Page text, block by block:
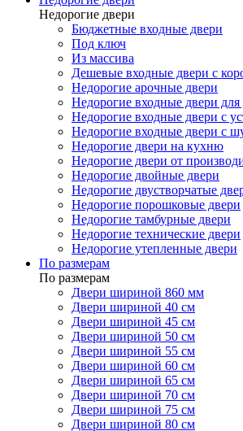
Недорогие двери
Бюджетные входные двери
Под ключ
Из массива
Дешевые входные двери с
Недорогие арочные двери
Недорогие входные двери для
Недорогие входные двери с
Недорогие входные двери с
Недорогие двери на кухню
Недорогие двери от
Недорогие двойные двери
Недорогие двустворчатые
Недорогие порошковые двери
Недорогие тамбурные двери
Недорогие технические двери
Недорогие утепленные двери
По размерам
По размерам
Двери шириной 860 мм
Двери шириной 40 см
Двери шириной 45 см
Двери шириной 50 см
Двери шириной 55 см
Двери шириной 60 см
Двери шириной 65 см
Двери шириной 70 см
Двери шириной 75 см
Двери шириной 80 см